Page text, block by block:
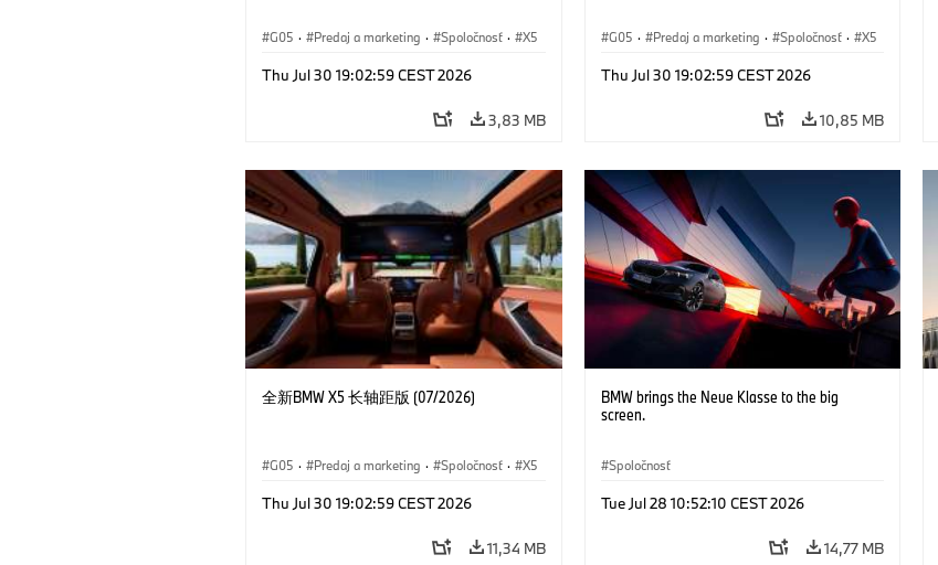
G05 · Predaj a marketing · Spoločnosť · X5
Thu Jul 30 19:02:59 CEST 2026
3,83 MB
G05 · Predaj a marketing · Spoločnosť · X5
Thu Jul 30 19:02:59 CEST 2026
10,85 MB
全新BMW X5 长轴距版 (07/2026)
G05 · Predaj a marketing · Spoločnosť · X5
Thu Jul 30 19:02:59 CEST 2026
11,34 MB
BMW brings the Neue Klasse to the big
screen.
Spoločnosť
Tue Jul 28 10:52:10 CEST 2026
14,77 MB